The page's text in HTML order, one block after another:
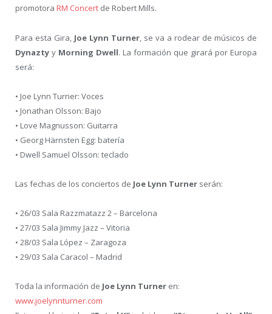
promotora RM Concert de Robert Mills.
Para esta Gira, Joe Lynn Turner , se va a rodear de músicos de
Dynazty y Morning Dwell. La formación que girará por Europa
será:
• Joe Lynn Turner: Voces
• Jonathan Olsson: Bajo
• Love Magnusson: Guitarra
• Georg Härnsten Egg: batería
• Dwell Samuel Olsson: teclado
Las fechas de los conciertos de Joe Lynn Turner serán:
• 26/03 Sala Razzmatazz 2 – Barcelona
• 27/03 Sala Jimmy Jazz – Vitoria
• 28/03 Sala López – Zaragoza
• 29/03 Sala Caracol – Madrid
Toda la información de Joe Lynn Turner en:
www.joelynnturner.com